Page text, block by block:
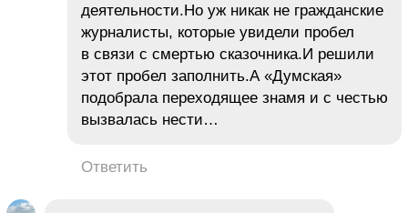
деятельности.Но уж никак не гражданские
журналисты, которые увидели пробел
в связи с смертью сказочника.И решили
этот пробел заполнить.А «Думская»
подобрала переходящее знамя и с честью
вызвалась нести…
Ответить